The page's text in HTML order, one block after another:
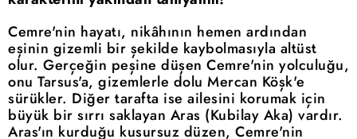
Cemre'nin hayatı, nikâhının hemen ardından
eşinin gizemli bir şekilde kaybolmasıyla altüst
olur. Gerçeğin peşine düşen Cemre'nin yolculuğu,
onu Tarsus'a, gizemlerle dolu Mercan Köşk'e
sürükler. Diğer tarafta ise ailesini korumak için
büyük bir sırrı saklayan Aras (Kubilay Aka) vardır.
Aras'ın kurduğu kusursuz düzen, Cemre'nin